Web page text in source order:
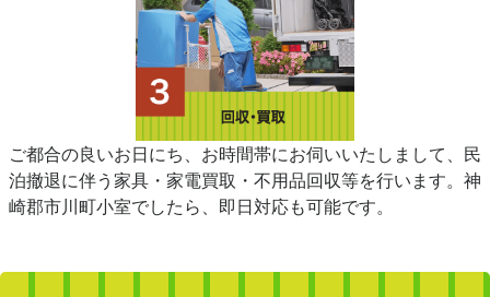
ご都合の良いお日にち、お時間帯にお伺いいたしまして、民
泊撤退に伴う家具・家電買取・不用品回収等を行います。神
崎郡市川町小室でしたら、即日対応も可能です。